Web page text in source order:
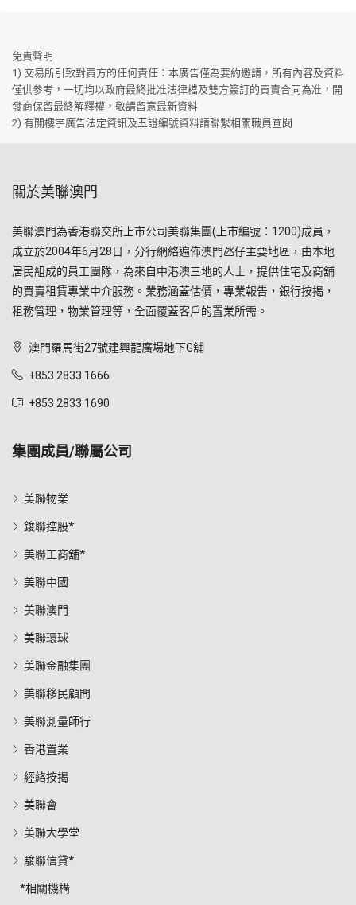
免責聲明
1) 交易所引致對買方的任何責任：本廣告僅為要約邀請，所有內容及資料
僅供參考，一切均以政府最終批准法律檔及雙方簽訂的買賣合同為准，開
發商保留最終解釋權，敬請留意最新資料
2) 有關樓宇廣告法定資訊及五證編號資料請聯繫相關職員查閱
關於美聯澳門
美聯澳門為香港聯交所上市公司美聯集團(上市編號：1200)成員，
成立於2004年6月28日，分行網絡遍佈澳門氹仔主要地區，由本地
居民組成的員工團隊，為來自中港澳三地的人士，提供住宅及商舖
的買賣租賃專業中介服務。業務涵蓋估價，專業報告，銀行按揭，
租務管理，物業管理等，全面覆蓋客戶的置業所需。
澳門羅馬街27號建興龍廣場地下G舖
+853 2833 1666
+853 2833 1690
集團成員/聯屬公司
美聯物業
鋑聯控股*
美聯工商舖*
美聯中國
美聯澳門
美聯環球
美聯金融集團
美聯移民顧問
美聯測量師行
香港置業
經絡按揭
美聯會
美聯大學堂
駿聯信貸*
*相關機構